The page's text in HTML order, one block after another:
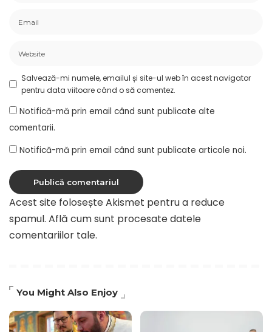
Salvează-mi numele, emailul și site-ul web în acest navigator
pentru data viitoare când o să comentez.
Notifică-mă prin email când sunt publicate alte
comentarii.
Notifică-mă prin email când sunt publicate articole noi.
Acest site folosește Akismet pentru a reduce
spamul. Află cum sunt procesate datele
comentariilor tale.
You Might Also Enjoy